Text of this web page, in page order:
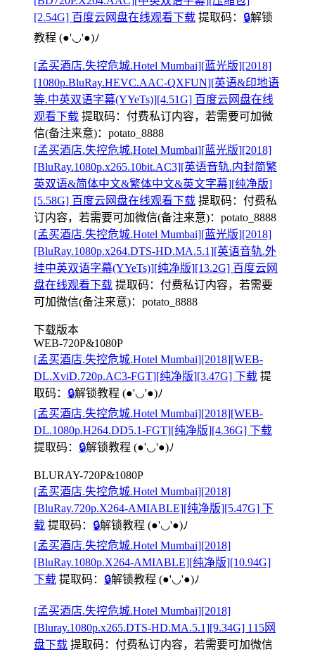
[2.54G] 百度云网盘在线观看下载 提取码： 🔒解锁
教程 (●'◡'●)ﾉ
[孟买酒店.失控危城.Hotel Mumbai][蓝光版][2018]
[1080p.BluRay.HEVC.AAC-QXFUN][英语&印地语
等.中英双语字幕(YYeTs)][4.51G] 百度云网盘在线
观看下载 提取码： 付费私订内容，若需要可加微
信(备注来意)：potato_8888
[孟买酒店.失控危城.Hotel Mumbai][蓝光版][2018]
[BluRay.1080p.x265.10bit.AC3][英语音轨.内封简繁
英双语&简体中文&繁体中文&英文字幕][纯净版]
[5.58G] 百度云网盘在线观看下载 提取码： 付费私
订内容，若需要可加微信(备注来意)：potato_8888
[孟买酒店.失控危城.Hotel Mumbai][蓝光版][2018]
[BluRay.1080p.x264.DTS-HD.MA.5.1][英语音轨.外
挂中英双语字幕(YYeTs)][纯净版][13.2G] 百度云网
盘在线观看下载 提取码： 付费私订内容，若需要
可加微信(备注来意)：potato_8888
下载版本
WEB-720P&1080P
[孟买酒店.失控危城.Hotel Mumbai][2018][WEB-
DL.XviD.720p.AC3-FGT][纯净版][3.47G] 下载 提
取码： 🔒解锁教程 (●'◡'●)ﾉ
[孟买酒店.失控危城.Hotel Mumbai][2018][WEB-
DL.1080p.H264.DD5.1-FGT][纯净版][4.36G] 下载
提取码： 🔒解锁教程 (●'◡'●)ﾉ
BLURAY-720P&1080P
[孟买酒店.失控危城.Hotel Mumbai][2018]
[BluRay.720p.X264-AMIABLE][纯净版][5.47G] 下
载 提取码： 🔒解锁教程 (●'◡'●)ﾉ
[孟买酒店.失控危城.Hotel Mumbai][2018]
[BluRay.1080p.X264-AMIABLE][纯净版][10.94G]
下载 提取码： 🔒解锁教程 (●'◡'●)ﾉ
[孟买酒店.失控危城.Hotel Mumbai][2018]
[Bluray.1080p.x265.DTS-HD.MA.5.1][9.34G] 115网
盘下载 提取码： 付费私订内容，若需要可加微信